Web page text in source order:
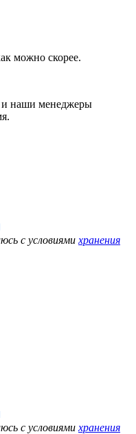
можно скорее.
и наши менеджеры
с условиями хранения
с условиями хранения